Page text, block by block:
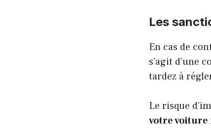
Les
En cas de
s’agit d’une
tardez à
Le risque
votre voiture